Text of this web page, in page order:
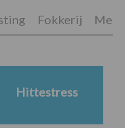
Fokkerij
Hittestress